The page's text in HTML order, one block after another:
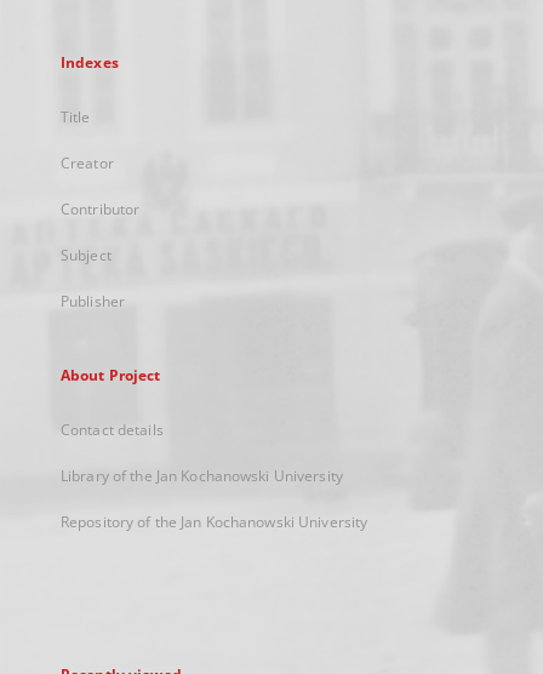
Indexes
Title
Creator
Contributor
Subject
Publisher
About Project
Contact details
Library of the Jan Kochanowski University
Repository of the Jan Kochanowski University